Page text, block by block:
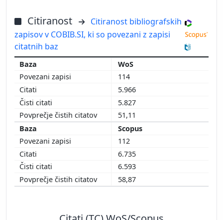
Citiranost
Citiranost bibliografskih
zapisov v COBIB.SI, ki so povezani z zapisi
citatnih baz
WoS
114
5.966
5.827
51,11
Scopus
112
6.735
6.593
58,87